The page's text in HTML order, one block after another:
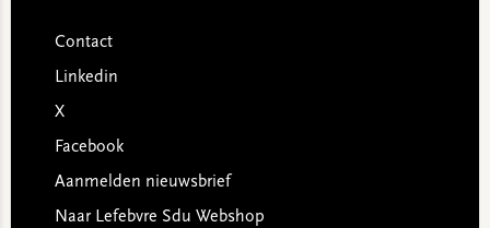
Contact
Linkedin
X
Facebook
Aanmelden nieuwsbrief
Naar Lefebvre Sdu Webshop